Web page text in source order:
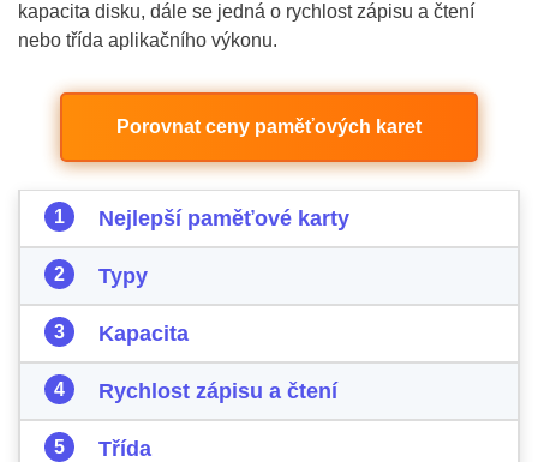
kapacita disku, dále se jedná o rychlost zápisu a čtení
nebo třída aplikačního výkonu.
Porovnat ceny paměťových karet
Nejlepší paměťové karty
Typy
Kapacita
Rychlost zápisu a čtení
Třída